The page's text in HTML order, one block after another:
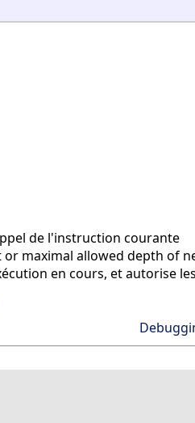
de l'instruction courante
maximal allowed depth of
en cours, et autorise